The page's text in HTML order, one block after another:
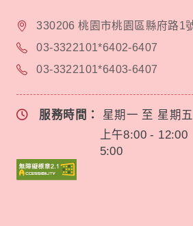
330206 桃園市桃園區縣府路1
03-3322101*6402-6407
03-3322101*6403-6407
服務時間： 星期一 至 星期五
上午8:00 - 12:00
5:00